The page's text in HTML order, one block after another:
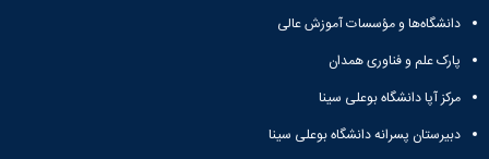
اولویت
های
طرح
های
پژوهشی
طرح
دانشگاه‌ها و مؤسسات آموزش عالی
پارک علم و فناوری همدان
مرکز آپا دانشگاه بوعلی سینا
دبیرستان پسرانه دانشگاه بوعلی سینا